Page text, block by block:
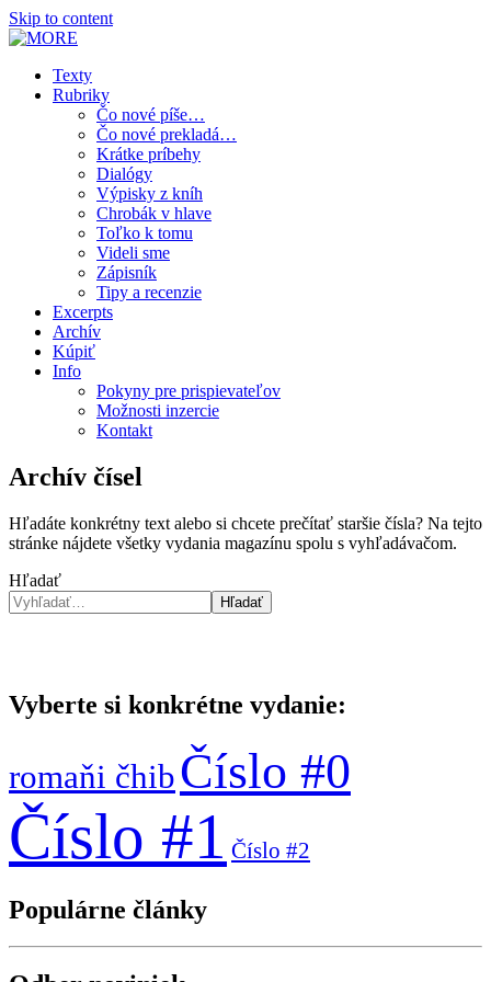
Skip to content
Texty
Rubriky
Čo nové píše…
Čo nové prekladá…
Krátke príbehy
Dialógy
Výpisky z kníh
Chrobák v hlave
Toľko k tomu
Videli sme
Zápisník
Tipy a recenzie
Excerpts
Archív
Kúpiť
Info
Pokyny pre prispievateľov
Možnosti inzercie
Kontakt
Archív čísel
Hľadáte konkrétny text alebo si chcete prečítať staršie čísla? Na tejto
stránke nájdete všetky vydania magazínu spolu s vyhľadávačom.
Hľadať
Hľadať
Vyberte si konkrétne vydanie:
romaňi čhibČíslo #0
Číslo #1 Číslo #2
Populárne články